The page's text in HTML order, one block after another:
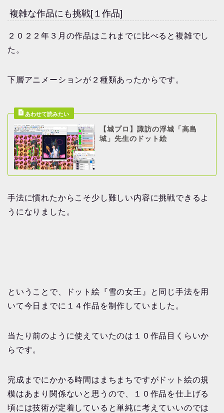
複雑な作品にも挑戦[１作品]
２０２２年３月の作品はこれまでに比べると複雑でし
た。
下層アニメーションが２種類あったからです。
【城プロ】諏訪の浮城「高島
城」先生のドット絵
手法に慣れたからこそ少し難しい内容に挑戦できるよ
うになりました。
ということで、ドット絵『雪の女王』と同じ手法を用
いて今日までに１４作品を制作していました。
当たり前のように使えていたのは１０作品目くらいか
らです。
完成までにかかる時間はまちまちですがドット絵の規
模はあまり関係ないと思うので、１０作品を仕上げる
頃には技術が定着していると単純に考えていいのでは